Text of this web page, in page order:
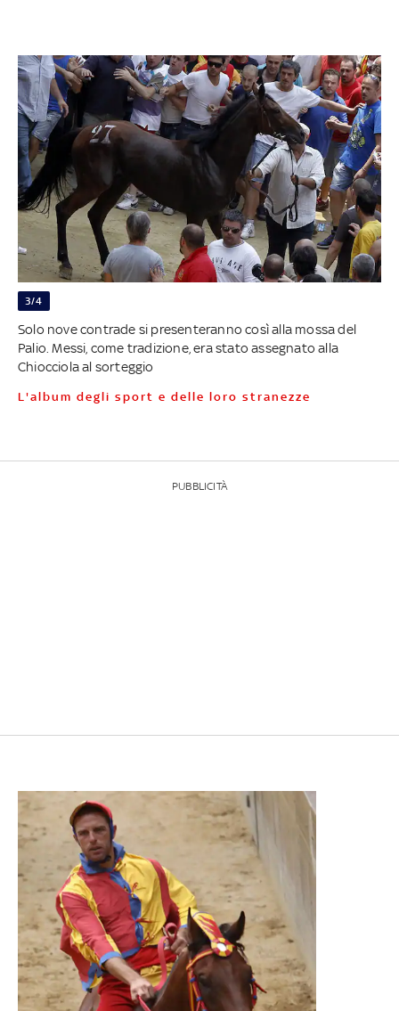
3/4
Solo nove contrade si presenteranno così alla mossa del
Palio. Messi, come tradizione, era stato assegnato alla
Chiocciola al sorteggio
L'album degli sport e delle loro stranezze
PUBBLICITÀ